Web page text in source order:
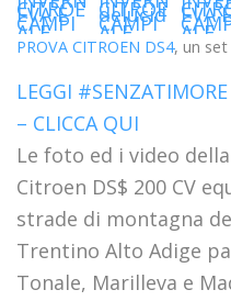
PROVA CITROEN DS4, un set
LEGGI
– CLICCA QUI
Le foto ed i video
Citroen DS$ 200 CV
strade di montagna
Trentino Alto Adige
Tonale, Marilleva e